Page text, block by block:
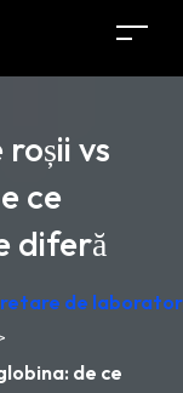
vs
ce
diferă
de
de ce